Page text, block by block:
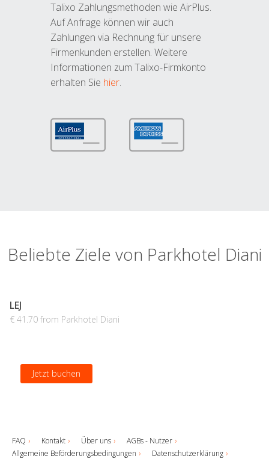
Talixo Zahlungsmethoden wie AirPlus.
Auf Anfrage können wir auch
Zahlungen via Rechnung für unsere
Firmenkunden erstellen. Weitere
Informationen zum Talixo-Firmkonto
erhalten Sie hier.
Beliebte Ziele von Parkhotel Diani
LEJ
€ 41.70 from Parkhotel Diani
Jetzt buchen
FAQ Kontakt Über uns
AGBs - Nutzer
Allgemeine Beförderungsbedingungen
Datenschutzerklärung